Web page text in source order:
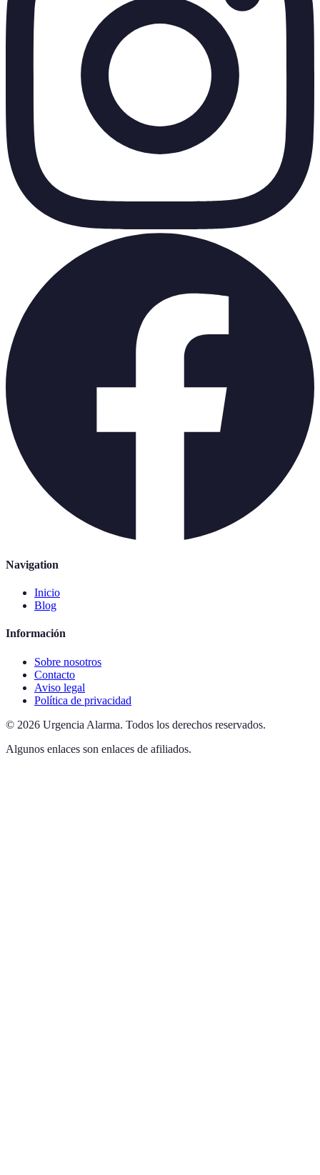
Navigation
Inicio
Blog
Información
Sobre nosotros
Contacto
Aviso legal
Política de privacidad
© 2026 Urgencia Alarma. Todos los derechos reservados.
Algunos enlaces son enlaces de afiliados.